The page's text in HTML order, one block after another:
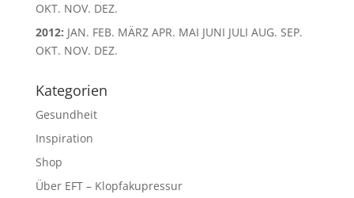
OKT. NOV. DEZ.
2012: JAN. FEB. MÄRZ APR. MAI JUNI JULI AUG. SEP.
OKT. NOV. DEZ.
Kategorien
Gesundheit
Inspiration
Shop
Über EFT – Klopfakupressur